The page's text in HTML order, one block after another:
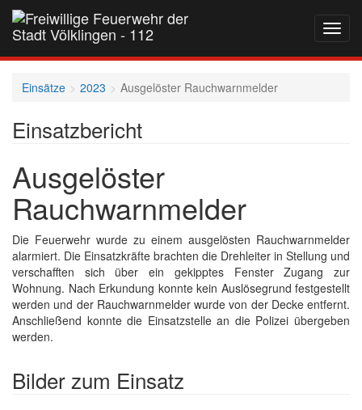
auf-
und
Einsätze 2023 Ausgelöster Rauchwarnmelder
Einsatzbericht
Ausgelöster
Rauchwarnmelder
Die Feuerwehr wurde zu einem ausgelösten Rauchwarnmelder
alarmiert. Die Einsatzkräfte brachten die Drehleiter in Stellung und
verschafften sich über ein gekipptes Fenster Zugang zur
Wohnung. Nach Erkundung konnte kein Auslösegrund festgestellt
werden und der Rauchwarnmelder wurde von der Decke entfernt.
Anschließend konnte die Einsatzstelle an die Polizei übergeben
werden.
Bilder zum Einsatz